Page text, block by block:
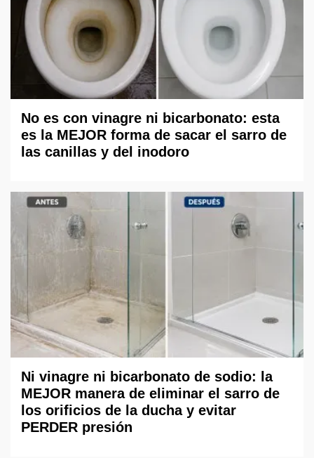
No es con vinagre ni bicarbonato: esta
es la MEJOR forma de sacar el sarro de
las canillas y del inodoro
Ni vinagre ni bicarbonato de sodio: la
MEJOR manera de eliminar el sarro de
los orificios de la ducha y evitar
PERDER presión